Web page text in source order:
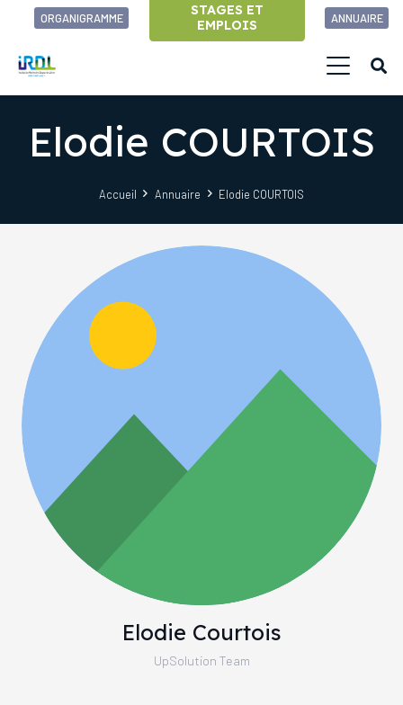
ORGANIGRAMME
STAGES ET
EMPLOIS
ANNUAIRE
Elodie COURTOIS
Accueil Annuaire Elodie COURTOIS
Elodie Courtois
UpSolution Team